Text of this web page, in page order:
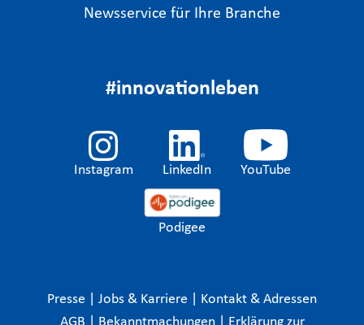
Newsservice für Ihre Branche
#innovationleben
Instagram LinkedIn YouTube
Podigee
Presse Jobs & Karriere
Kontakt & Adressen